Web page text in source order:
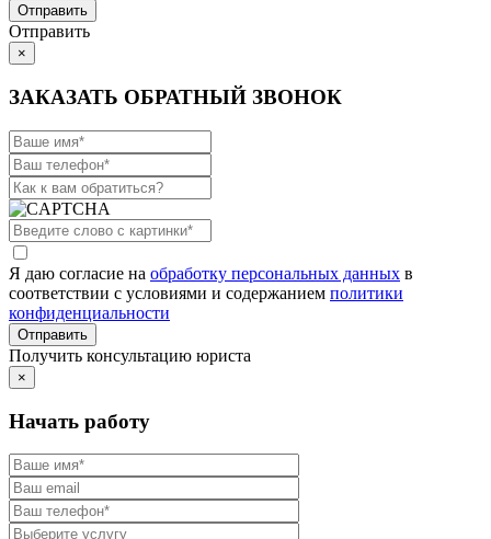
Отправить
×
ЗАКАЗАТЬ ОБРАТНЫЙ ЗВОНОК
Я даю согласие на обработку персональных данных в
соответствии с условиями и содержанием политики
конфиденциальности
Получить консультацию юриста
×
Начать работу